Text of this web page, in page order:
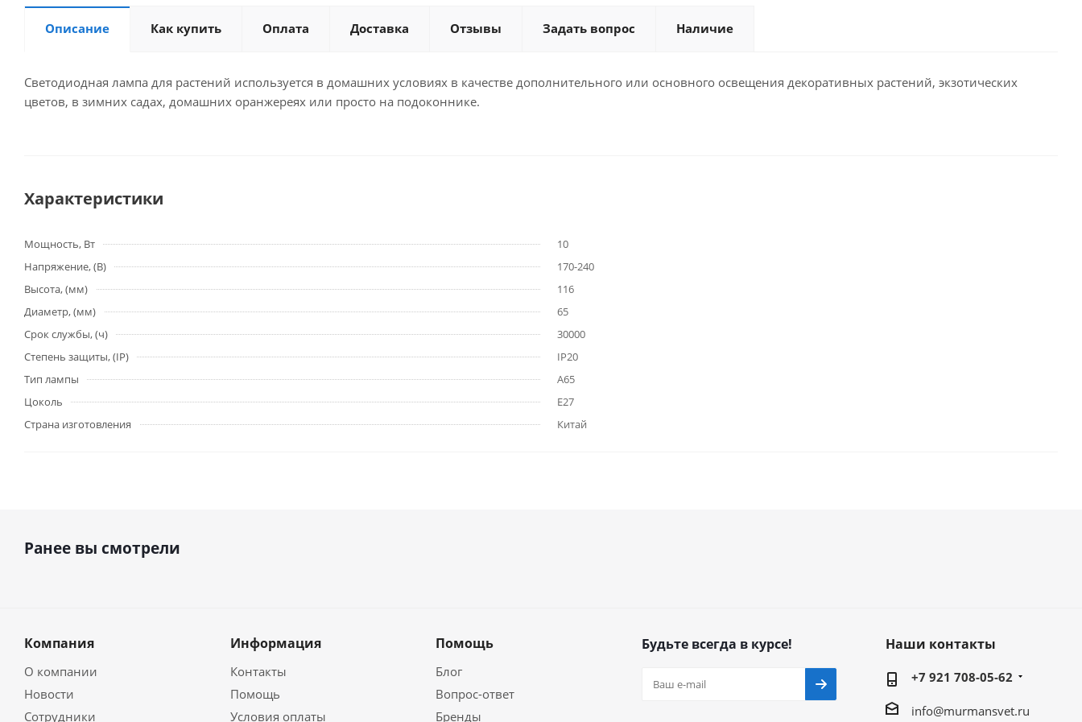
Описание Как купить Оплата Доставка Отзывы Задать вопрос Наличие
Светодиодная лампа для растений используется в домашних условиях в качестве дополнительного или основного освещения декоративных растений, экзотических
цветов, в зимних садах, домашних оранжереях или просто на подоконнике.
Характеристики
Мощность, Вт
10
Напряжение, (В)
170-240
Высота, (мм)
116
Диаметр, (мм)
65
Срок службы, (ч)
30000
Степень защиты, (IP)
IP20
Тип лампы
A65
Цоколь
E27
Страна изготовления
Китай
Ранее вы смотрели
Компания
О компании
Новости
Сотрудники
Информация
Контакты
Помощь
Условия оплаты
Помощь
Блог
Вопрос-ответ
Бренды
Будьте всегда в курсе! Наши контакты
+7 921 708-05-62
info@murmansvet.ru